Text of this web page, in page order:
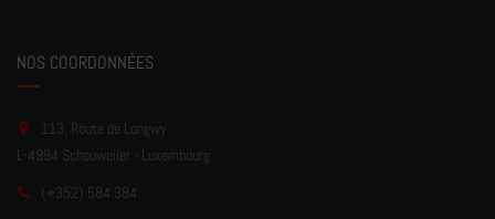
NOS COORDONNÉES
113, Route de Longwy
L-4994 Schouweiler - Luxembourg
(+352) 584 384